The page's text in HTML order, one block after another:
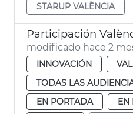
STARUP VALÈNCIA
modificado hace 2
INNOVACIÓN
TODAS LAS
EN PORTADA
EN